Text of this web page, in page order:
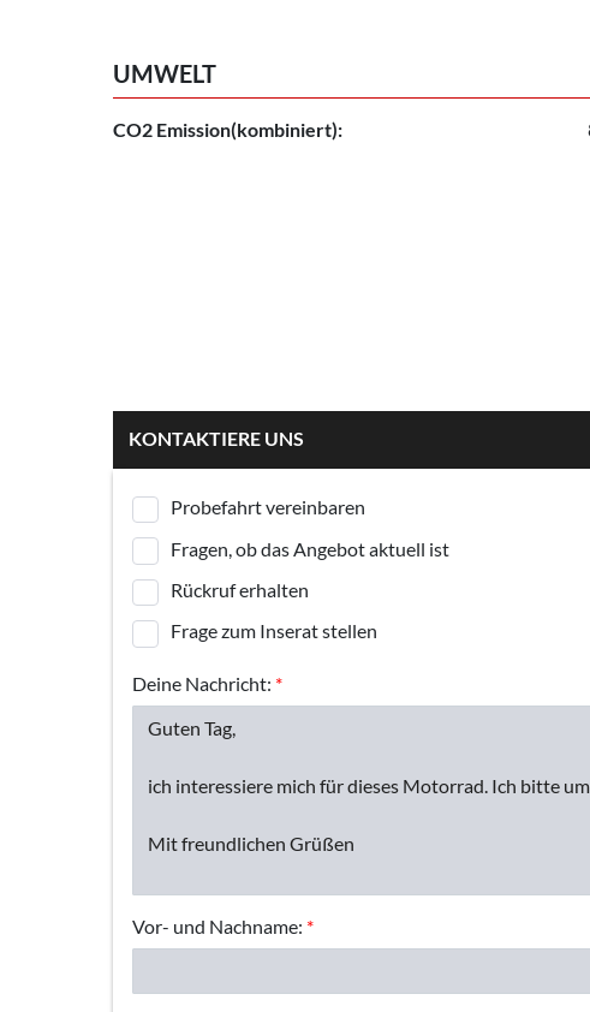
UMWELT
CO2 Emission(kombiniert):
KONTAKTIERE UNS
Probefahrt vereinbaren
Fragen, ob das Angebot aktuell ist
Rückruf erhalten
Frage zum Inserat stellen
Deine Nachricht: *
Vor- und Nachname: *